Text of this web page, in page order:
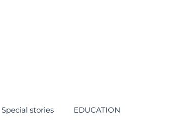
Special stories EDUCATION